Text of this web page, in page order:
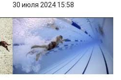
30 июля 2024 15:58